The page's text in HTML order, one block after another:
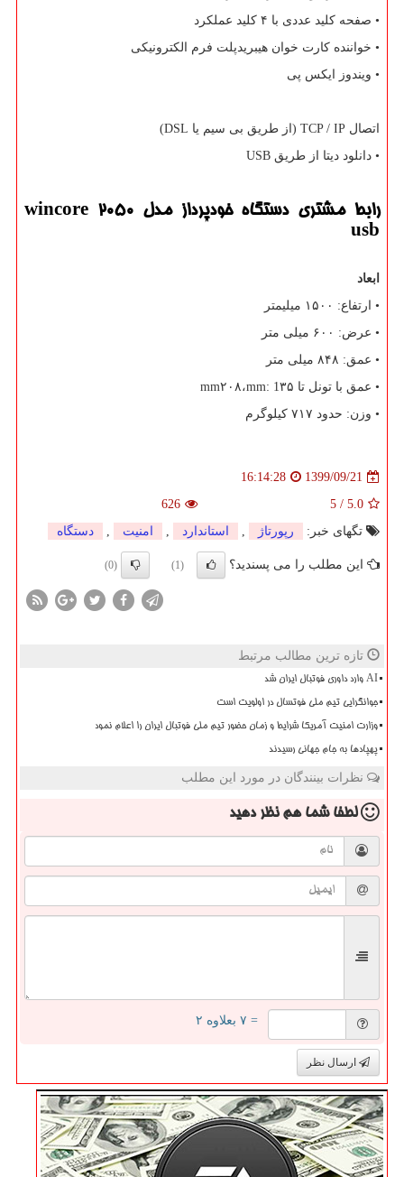
• صفحه کلید عددی با ۴ کلید عملکرد
• خواننده کارت خوان هیبریدپلت فرم الکترونیکی
• ویندوز ایکس پی
اتصال TCP / IP (از طریق بی سیم یا DSL
)
• دانلود دیتا از طریق USB
رابط مشتری دستگاه خودپرداز مدلwincore 2050
usb
ابعاد
• ارتفاع: ۱۵۰۰ میلیمتر
• عرض: ۶۰۰ میلی متر
• عمق: ۸۴۸ میلی متر
• عمق با تونل تا ۳۵
mm: 1،۲۰۸
mm
• وزن: حدود ۷۱۷ کیلوگرم
1399/09/21
16:14:28
5.0
/
5
626
تگهای خبر:
رپورتاژ , استاندارد , امنیت , دستگاه
این مطلب را می پسندید؟ (1)
(0)
تازه ترین مطالب مرتبط
AI وارد داوری فوتبال ایران شد
جوانگرایی تیم ملی فوتسال در اولویت است
وزارت امنیت آمریکا شرایط و زمان حضور تیم ملی فوتبال ایران را اعلام نمود
پهپادها به جام جهانی رسیدند
نظرات بینندگان در مورد این مطلب
لطفا شما همنظر دهید
= ۷ بعلاوه ۲
ارسال نظر